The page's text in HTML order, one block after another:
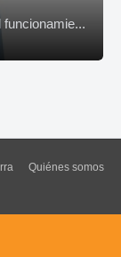
Quiénes somos